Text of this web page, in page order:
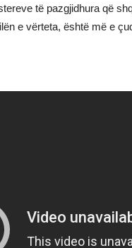
të pazgjidhura që
e vërteta, është më e